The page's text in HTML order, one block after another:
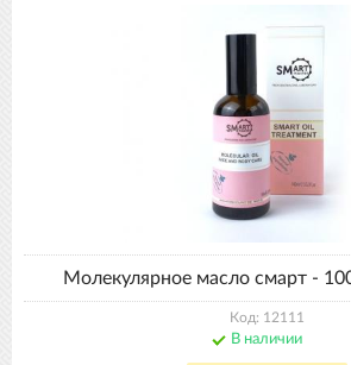
Молекулярное масло смарт -
Код: 12111
В наличии